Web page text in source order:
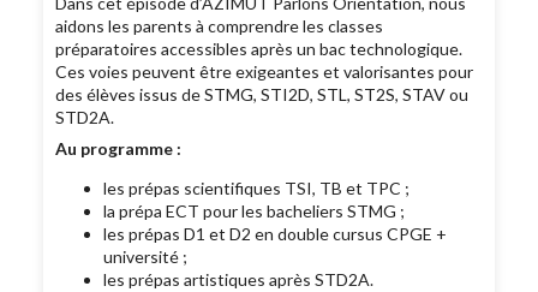
aidons les parents à comprendre les classes
préparatoires accessibles après un bac technologique.
Ces voies peuvent être exigeantes et valorisantes pour
des élèves issus de STMG, STI2D, STL, ST2S, STAV ou
STD2A.
Au programme :
les prépas scientifiques TSI, TB et TPC ;
la prépa ECT pour les bacheliers STMG ;
les prépas D1 et D2 en double cursus CPGE +
université ;
les prépas artistiques après STD2A.